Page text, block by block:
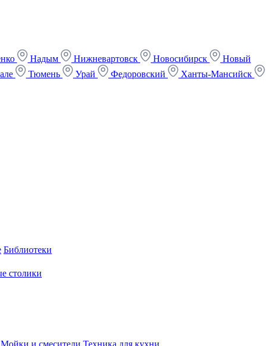
Надым Нижневартовск Новосибирск
Новый
Тюмень Урай Федоровский
Ханты-Мансийск
Библиотеки
столики
Мойки и смесители Техника для кухни